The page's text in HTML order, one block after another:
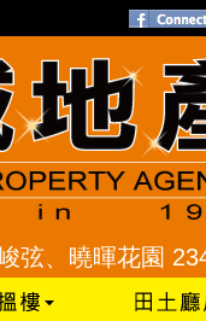
花園 2345 1286 /